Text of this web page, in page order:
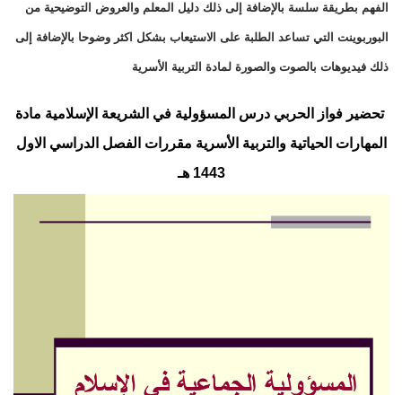
الفهم بطريقة سلسة بالإضافة إلى ذلك دليل المعلم والعروض التوضيحية من
البوربوينت التي تساعد الطلبة على الاستيعاب بشكل اكثر وضوحا بالإضافة إلى
ذلك فيديوهات بالصوت والصورة لمادة التربية الأسرية
تحضير فواز الحربي درس المسؤولية في الشريعة الإسلامية مادة
المهارات الحياتية والتربية الأسرية مقررات الفصل الدراسي الاول
1443 هـ